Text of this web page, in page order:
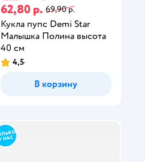
62,80 р. 69,90 р.
Кукла пупс Demi Star
Малышка Полина высота
40 см
4,5
В корзину